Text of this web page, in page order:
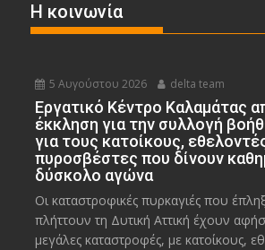
Η κοινωνία
5 Αυγούστου 2026 delta team
Εργατικό Κέντρο Καλαμάτας
έκκληση για την συλλογή
για τους κατοίκους,
πυροσβέστες που δίνουν
δύσκολο αγώνα
Οι καταστροφικές πυρκαγιές που
πλήττουν τη Δυτική Αττική έχουν
μεγάλες καταστροφές, με κατοίκους,